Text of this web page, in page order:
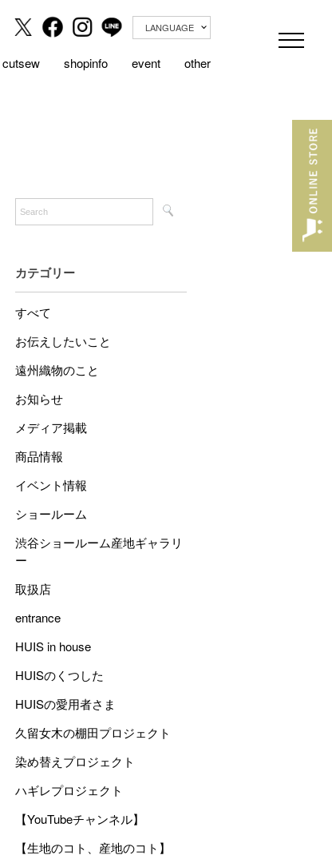
LANGUAGE
cutsew shopinfo event other
カテゴリー
すべて
お伝えしたいこと
遠州織物のこと
お知らせ
メディア掲載
商品情報
イベント情報
ショールーム
渋谷ショールーム産地ギャラリ
ー
取扱店
entrance
HUIS in house
HUISのくつした
HUISの愛用者さま
久留女木の棚田プロジェクト
染め替えプロジェクト
ハギレプロジェクト
【YouTubeチャンネル】
【生地のコト、産地のコト】